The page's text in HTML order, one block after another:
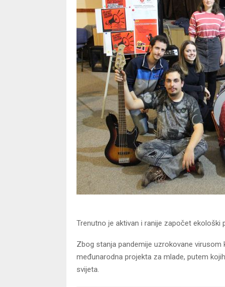
Trenutno je aktivan i ranije započet
Zbog stanja pandemije uzrokovane
međunarodna projekta za mlade, putem
svijeta.